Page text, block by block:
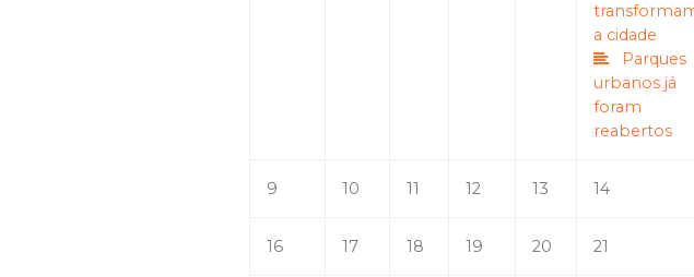
a cidade
Parques
urbanos já
foram
reabertos
9 10 11 12 13 14
16 17 18 19 20 21